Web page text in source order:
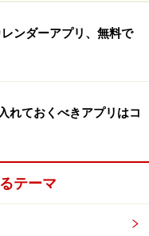
りますので、まだお
てください。申込み
ンダーアプリ、無料で
れておくべきアプリはコ
テーマ